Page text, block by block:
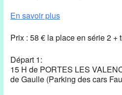
En savoir plus
Prix : 58 € la place en série 2 +
Départ 1:
15 H de PORTES LES
de Gaulle (Parking des cars